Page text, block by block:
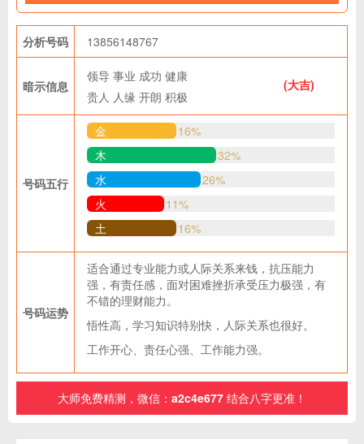
分析号码 13856148767
暗示信息
领导 事业 成功 健康
贵人 人缘 开朗 积极
(大吉)
号码五行
金
16%
木
32%
水
26%
火
11%
土
16%
号码运势
适合通过专业能力或人际关系来钱，抗压能力
强，有责任感，面对困难挫折承受压力极强，有
不错的理财能力。
悟性高，学习知识特别快，人际关系也很好。
工作开心、责任心强、工作能力强。
大师免费精测，微信： a2c4e677 结合八字更准！